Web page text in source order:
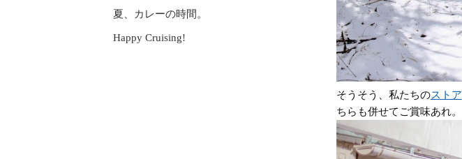
夏、カレーの時間。
Happy Cruising!
そうそう、私たちのストア
ちらも併せてご賞味あれ。